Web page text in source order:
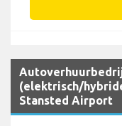
(elektrisch/
Stansted Airport